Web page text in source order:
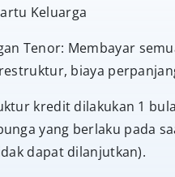
Keluarga
Tenor: Membayar
biaya
kredit dilakukan 1
yang berlaku pada
dapat dilanjutkan).